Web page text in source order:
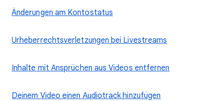
Änderungen am Kontostatus
Urheberrechtsverletzungen bei Livestreams
Inhalte mit Ansprüchen aus Videos entfernen
Deinem Video einen Audiotrack hinzufügen